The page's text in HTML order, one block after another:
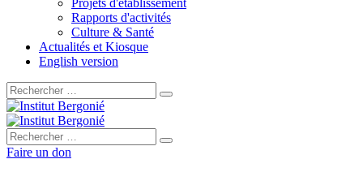
Projets d'établissement
Rapports d'activités
Culture & Santé
Actualités et Kiosque
English version
Rechercher :
Rechercher :
Faire un don